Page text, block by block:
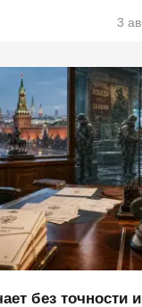
3
без точности